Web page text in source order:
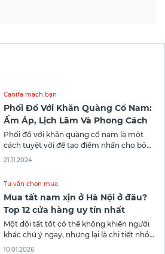
Canifa mách bạn
Phối Đồ Với Khăn Quàng Cổ Nam:
Ấm Áp, Lịch Lãm Và Phong Cách
Phối đồ với khăn quàng cổ nam là một
cách tuyệt vời để tạo điểm nhấn cho bộ
trang phục và làm mới phong cách. Khăn
lãm. Với các thiết kế đa
21.11.2024
Tư vấn chọn mua
Mua tất nam xịn ở Hà Nội ở đâu?
Top 12 cửa hàng uy tín nhất
Một đôi tất tốt có thể không khiến người
khác chú ý ngay, nhưng lại là chi tiết nhỏ
tạo nên sự thoải mái và phong thái chỉn
10.01.2026